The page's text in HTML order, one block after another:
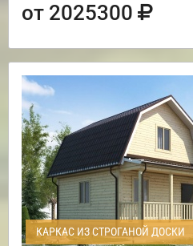
от 2025300
КАРКАС ИЗ СТРОГАНОЙ ДОСКИ